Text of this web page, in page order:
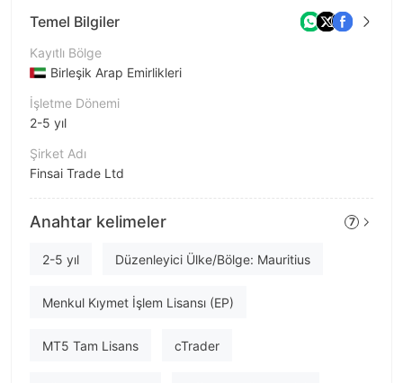
Temel Bilgiler
Kayıtlı Bölge
Birleşik Arap Emirlikleri
İşletme Dönemi
2-5 yıl
Şirket Adı
Finsai Trade Ltd
Şirket Kısaltması
FINSAI TRADE
Şirket çalışanı
Anahtar kelimeler 7
2-5 yıl Düzenleyici Ülke/Bölge: Mauritius
Menkul Kıymet İşlem Lisansı (EP)
MT5 Tam Lisans cTrader